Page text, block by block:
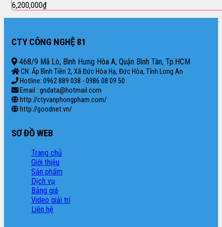
6,200,000₫
CTY CÔNG NGHỆ 81
468/9 Mã Lò, Bình Hưng Hòa A, Quận Bình Tân, Tp.HCM
CN: Ấp Bình Tiền 2, Xã Đức Hòa Hạ, Đức Hòa, Tỉnh Long An
Hotline: 0962 889 038 - 0986 08 09 50
Email : gndata@hotmail.com
http://ctyvanphongpham.com/
http://goodnet.vn/
SƠ ĐỒ WEB
Trang chủ
Giới thiệu
Sản phẩm
Dịch vụ
Bảng giá
Video giải trí
Liên hệ